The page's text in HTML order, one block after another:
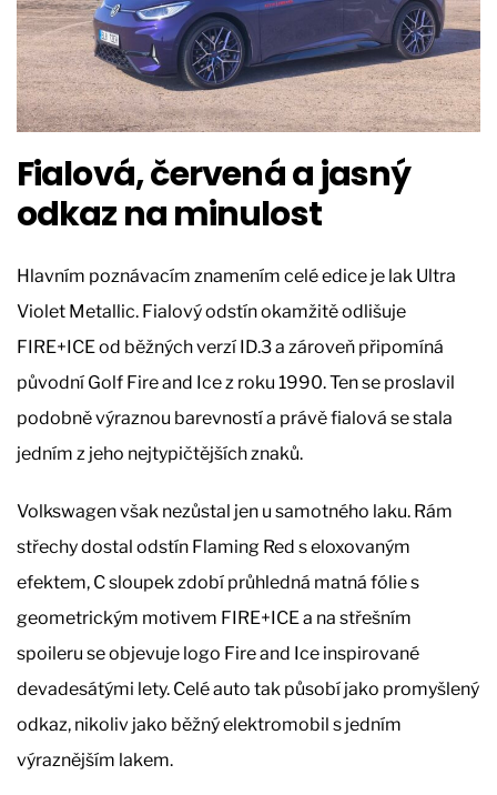
Fialová, červená a jasný
odkaz na minulost
Hlavním poznávacím znamením celé edice je lak Ultra
Violet Metallic. Fialový odstín okamžitě odlišuje
FIRE+ICE od běžných verzí ID.3 a zároveň připomíná
původní Golf Fire and Ice z roku 1990. Ten se proslavil
podobně výraznou barevností a právě fialová se stala
jedním z jeho nejtypičtějších znaků.
Volkswagen však nezůstal jen u samotného laku. Rám
střechy dostal odstín Flaming Red s eloxovaným
efektem, C sloupek zdobí průhledná matná fólie s
geometrickým motivem FIRE+ICE a na střešním
spoileru se objevuje logo Fire and Ice inspirované
devadesátými lety. Celé auto tak působí jako promyšlený
odkaz, nikoliv jako běžný elektromobil s jedním
výraznějším lakem.